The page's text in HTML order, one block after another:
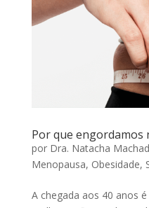
Por que engordamos
por Dra. Natacha
Menopausa, Obesidade,
A chegada aos 40 anos